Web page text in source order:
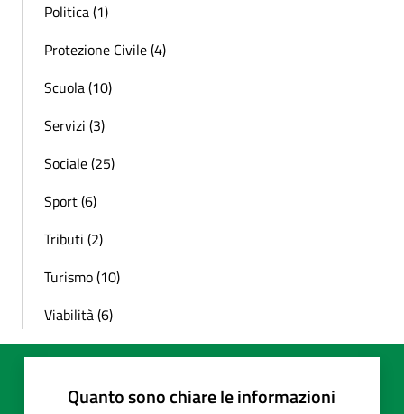
Politica (1)
Protezione Civile (4)
Scuola (10)
Servizi (3)
Sociale (25)
Sport (6)
Tributi (2)
Turismo (10)
Viabilità (6)
Quanto sono chiare le informazioni